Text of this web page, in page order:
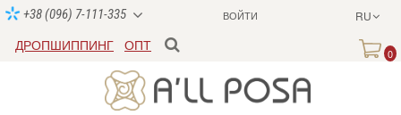
ВОЙТИ RU
+38 (096) 7-111-335
ДРОПШИППИНГ ОПТ
0